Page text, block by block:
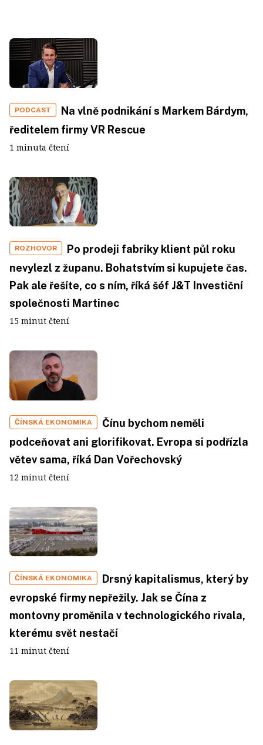
PODCAST
Na vlně podnikání s Markem Bárdym,
ředitelem firmy VR Rescue
1 minuta čtení
ROZHOVOR
Po prodeji fabriky klient půl roku
nevylezl z županu. Bohatstvím si kupujete čas.
Pak ale řešíte, co s ním, říká šéf J&T Investiční
společnosti Martinec
15 minut čtení
ČÍNSKÁ EKONOMIKA
Čínu bychom neměli
podceňovat ani glorifikovat. Evropa si podřízla
větev sama, říká Dan Vořechovský
12 minut čtení
ČÍNSKÁ EKONOMIKA
Drsný kapitalismus, který by
evropské firmy nepřežily. Jak se Čína z
montovny proměnila v technologického rivala,
kterému svět nestačí
11 minut čtení